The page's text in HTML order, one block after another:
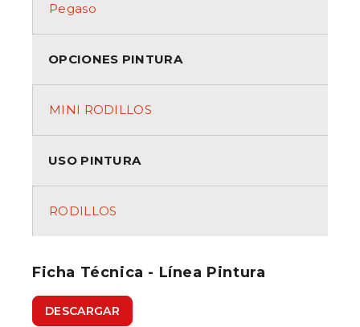
Pegaso
OPCIONES PINTURA
MINI RODILLOS
USO PINTURA
RODILLOS
Ficha Técnica - Línea Pintura
DESCARGAR